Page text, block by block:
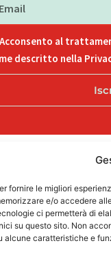
fornire le migliori
e/o accedere
ci permetterà di
su questo sito. Non
alcune caratteristiche e
Acconsento al
descritto nella